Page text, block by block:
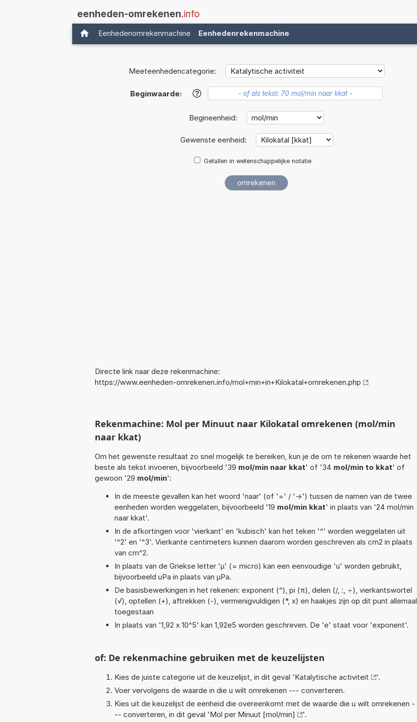
eenheden-omrekenen.info
Eenhedenomrekenmachine Eenhedenrekenmachine
Meeteenhedencategorie:
Beginwaarde: ?
Begineenheid:
Gewenste eenheid:
Getallen in wetenschappelijke notatie
Directe link naar deze rekenmachine:
https://www.eenheden-omrekenen.info/mol+min+in+Kilokatal+omrekenen.php
Rekenmachine: Mol per Minuut naar Kilokatal omrekenen (mol/min
naar kkat)
Om het gewenste resultaat zo snel mogelijk te bereiken, kun je de om te rekenen waarde het
beste als tekst invoeren, bijvoorbeeld '39 mol/min naar kkat' of '34 mol/min to kkat' of
gewoon '29 mol/min':
In de meeste gevallen kan het woord 'naar' (of '=' / '->') tussen de namen van de twee
eenheden worden weggelaten, bijvoorbeeld '19 mol/min kkat' in plaats van '24 mol/min
naar kkat'.
In de afkortingen voor 'vierkant' en 'kubisch' kan het teken '^' worden weggelaten uit
'^2' en '^3'. Vierkante centimeters kunnen daarom worden geschreven als cm2 in plaats
van cm^2.
In plaats van de Griekse letter 'µ' (= micro) kan een eenvoudige 'u' worden gebruikt,
bijvoorbeeld uPa in plaats van µPa.
De basisbewerkingen in het rekenen: exponent (^), pi (π), delen (/, :, ÷), vierkantswortel
(√), optellen (+), aftrekken (-), vermenigvuldigen (*, x) en haakjes zijn op dit punt allemaal
toegestaan
In plaats van '1,92 x 10^5' kan 1,92e5 worden geschreven. De 'e' staat voor 'exponent'.
of: De rekenmachine gebruiken met de keuzelijsten
Kies de juiste categorie uit de keuzelijst, in dit geval 'Katalytische activiteit
'.
Voer vervolgens de waarde in die u wilt omrekenen --- converteren.
Kies uit de keuzelijst de eenheid die overeenkomt met de waarde die u wilt omrekenen -
-- converteren, in dit geval 'Mol per Minuut [mol/min]
'.